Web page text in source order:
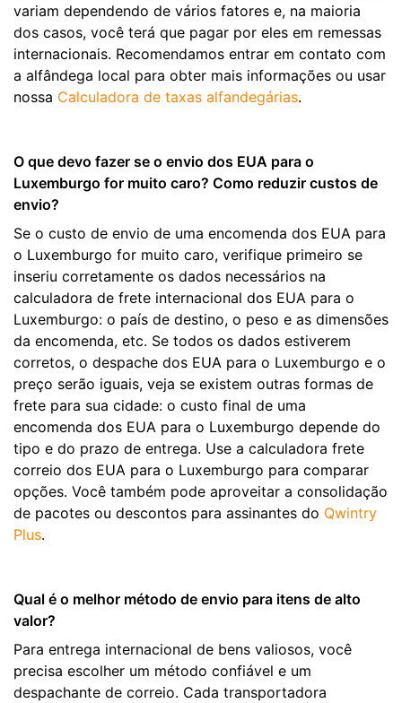
variam dependendo de vários fatores e, na maioria
dos casos, você terá que pagar por eles em remessas
internacionais. Recomendamos entrar em contato com
a alfândega local para obter mais informações ou usar
nossa Calculadora de taxas alfandegárias.
O que devo fazer se o envio dos EUA para o
Luxemburgo for muito caro? Como reduzir custos de
envio?
Se o custo de envio de uma encomenda dos EUA para
o Luxemburgo for muito caro, verifique primeiro se
inseriu corretamente os dados necessários na
calculadora de frete internacional dos EUA para o
Luxemburgo: o país de destino, o peso e as dimensões
da encomenda, etc. Se todos os dados estiverem
corretos, o despache dos EUA para o Luxemburgo e o
preço serão iguais, veja se existem outras formas de
frete para sua cidade: o custo final de uma
encomenda dos EUA para o Luxemburgo depende do
tipo e do prazo de entrega. Use a calculadora frete
correio dos EUA para o Luxemburgo para comparar
opções. Você também pode aproveitar a consolidação
de pacotes ou descontos para assinantes do Qwintry
Plus.
Qual é o melhor método de envio para itens de alto
valor?
Para entrega internacional de bens valiosos, você
precisa escolher um método confiável e um
despachante de correio. Cada transportadora